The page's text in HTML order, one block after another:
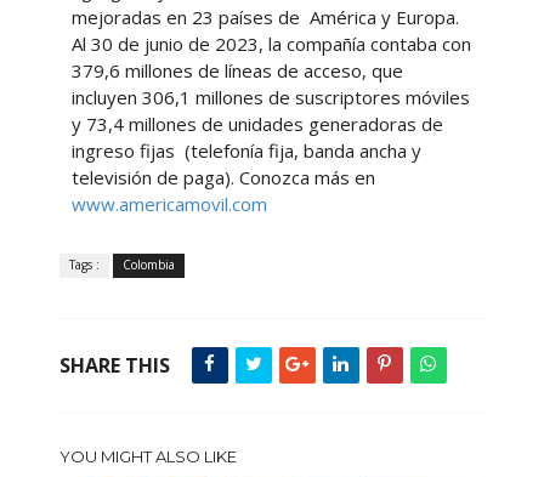
mejoradas en 23 países de América y Europa.
Al 30 de junio de 2023, la compañía contaba con
379,6 millones de líneas de acceso, que
incluyen 306,1 millones de suscriptores móviles
y 73,4 millones de unidades generadoras de
ingreso fijas (telefonía fija, banda ancha y
televisión de paga). Conozca más en
www.americamovil.com
Tags : Colombia
SHARE THIS
YOU MIGHT ALSO LIKE